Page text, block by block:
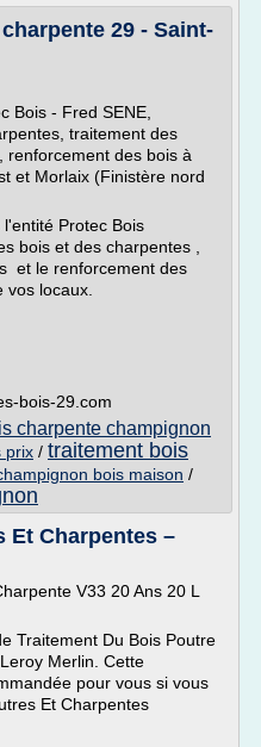
29 - Saint-
Bois - Fred SENE,
traitement des
renforcement des bois à
et Morlaix (Finistère nord
Protec Bois
bois et des charpentes ,
et le renforcement des
locaux.
bois-29.com
charpente champignon
prix / traitement bois
bois maison /
Et Charpentes –
V33 20 Ans 20 L
Traitement Du Bois Poutre
Merlin. Cette
pour vous si vous
Et Charpentes